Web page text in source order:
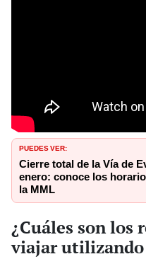
PUEDES VER:
Cierre total de la Vía de
enero: conoce los
la MML
¿Cuáles son los
viajar utilizando